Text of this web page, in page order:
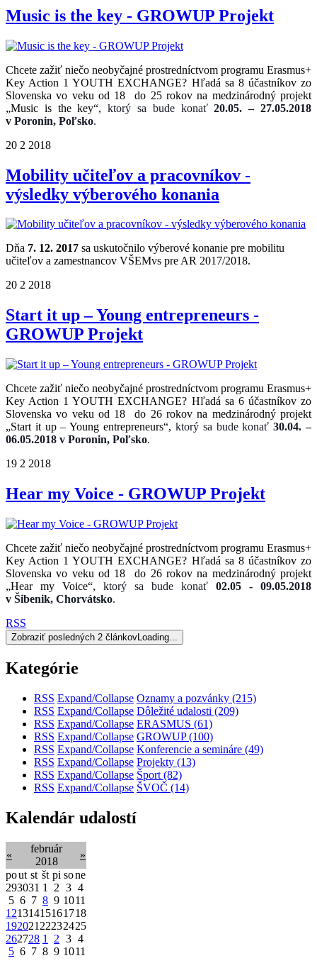
Music is the key - GROWUP Projekt
Chcete zažiť niečo neobyčajné prostredníctvom programu Erasmus+
Key Action 1 YOUTH EXCHANGE? Hľadá sa 8 účastníkov zo
Slovenska vo veku od 18 do 25 rokov na medzinárodný projekt
„Music is the key“,ktorý sa bude konať20.05. – 27.05.2018
v Poronin, Poľsko.
20 2 2018
Mobility učiteľov a pracovníkov -
výsledky výberového konania
Dňa 7. 12. 2017 sa uskutočnilo výberové konanie pre mobilitu
učiteľov a zamestnancov VŠEMvs pre AR 2017/2018.
20 2 2018
Start it up – Young entrepreneurs -
GROWUP Projekt
Chcete zažiť niečo neobyčajné prostredníctvom programu Erasmus+
Key Action 1 YOUTH EXCHANGE? Hľadá sa 6 účastníkov zo
Slovenska vo veku od 18 do 26 rokov na medzinárodný projekt
„Start it up – Young entrepreneurs“, ktorý sa bude konať30.04. –
06.05.2018 v Poronin, Poľsko.
19 2 2018
Hear my Voice - GROWUP Projekt
Chcete zažiť niečo neobyčajné prostredníctvom programu Erasmus+
Key Action 1 YOUTH EXCHANGE? Hľadá sa 8 účastníkov zo
Slovenska vo veku od 18 do 26 rokov na medzinárodný projekt
„Hear my Voice“, ktorý sa bude konať 02.05 - 09.05.2018
v Šibenik, Chorvátsko.
RSS
Zobraziť posledných 2 článkovLoading...
Kategórie
RSS Expand/Collapse Oznamy a pozvánky (215)
RSS Expand/Collapse Dôležité udalosti (209)
RSS Expand/Collapse ERASMUS (61)
RSS Expand/Collapse GROWUP(100)
RSS Expand/Collapse Konferencie a semináre (49)
RSS Expand/Collapse Projekty (13)
RSS Expand/Collapse Šport (82)
RSS Expand/Collapse ŠVOČ (14)
Kalendár udalostí
«
február
2018
»
pout st št pi sone
293031 1 2 3 4
5 6 7 8 9 1011
12131415161718
192021 22232425
262728 1 2 3 4
5 6 7 8 9 1011